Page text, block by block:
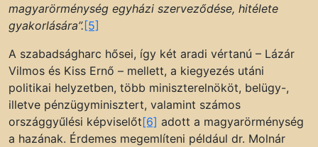
magyarörménység egyházi szerveződése, hitélete
gyakorlására”.[5]
A szabadságharc hősei, így két aradi vértanú – Lázár
Vilmos és Kiss Ernő – mellett, a kiegyezés utáni
politikai helyzetben, több miniszterelnököt, belügy-,
illetve pénzügyminisztert, valamint számos
országgyűlési képviselőt[6] adott a magyarörménység
a hazának. Érdemes megemlíteni például dr. Molnár